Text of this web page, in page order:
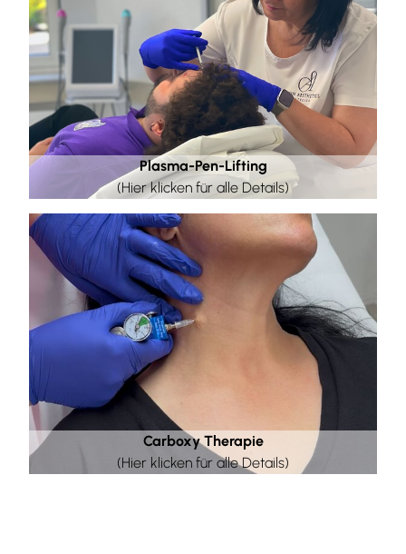
Plasma-Pen-Lifting
(Hier klicken für alle Details)
Carboxy Therapie
(Hier klicken für alle Details)